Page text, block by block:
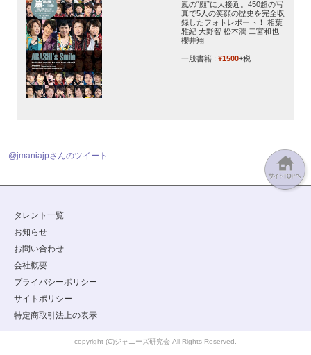
嵐の“顔”に大接近。450超の写
真で5人の笑顔の歴史を完全収
録したフォトレポート！ 相葉
雅紀 大野智 松本潤 二宮和也
櫻井翔
一般書籍 : ¥1500+税
@jmaniajpさんのツイート
タレント一覧
お知らせ
お問い合わせ
会社概要
プライバシーポリシー
サイトポリシー
特定商取引法上の表示
copyright (C)ジャニーズ研究会 All Rights Reserved.